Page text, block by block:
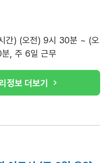
간) (오전) 9시 30분 ~ (오
, 주 6일 근무
정보 더보기